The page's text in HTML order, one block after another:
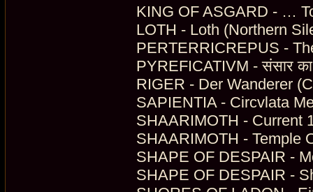
KING OF ASGARD - …
LOTH - Loth (Northern
PERTERRICREPUS -
PYREFICATIVM - संसार
RIGER - Der Wanderer
SAPIENTIA - Circvlata
SHAARIMOTH - Current
SHAARIMOTH - Temple
SHAPE OF DESPAIR -
SHAPE OF DESPAIR -